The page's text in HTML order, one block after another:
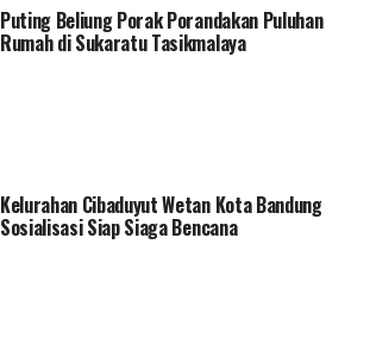
Puting Beliung Porak Porandakan Puluhan
Rumah di Sukaratu Tasikmalaya
Kelurahan Cibaduyut Wetan Kota Bandung
Sosialisasi Siap Siaga Bencana